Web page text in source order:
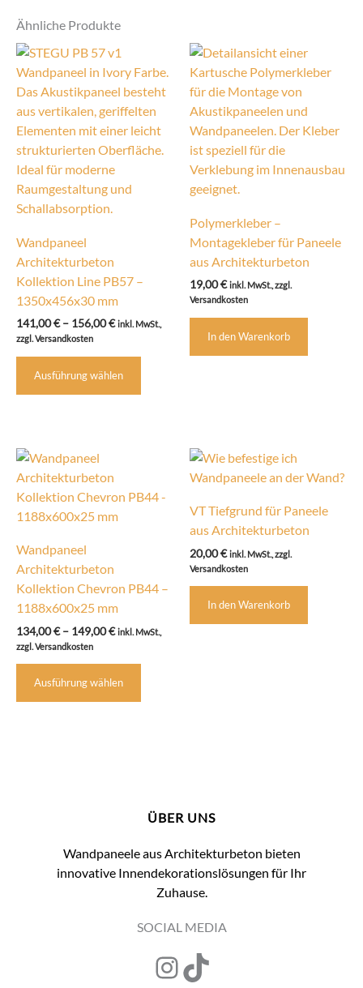
Ähnliche Produkte
Wandpaneel
Architekturbeton
Kollektion Line PB57 –
1350x456x30 mm
141,00€ – 156,00€Preisspanne:
inkl. MwSt.,
zzgl. Versandkosten
Ausführung wählen
Dieses
weist
Optionen
Produktseite
gewählt
Polymerkleber –
Montagekleber für Paneele
aus Architekturbeton
19,00€ inkl. MwSt., zzgl.
Versandkosten
In den Warenkorb
Wandpaneel
Architekturbeton
Kollektion Chevron PB44 –
1188x600x25 mm
134,00€ – 149,00€Preisspanne:
inkl. MwSt.,
zzgl. Versandkosten
Ausführung wählen
Dieses
weist
können
der
Produktseite
gewählt
werden
VT Tiefgrund für Paneele
aus Architekturbeton
20,00€ inkl. MwSt., zzgl.
Versandkosten
In den Warenkorb
ÜBER UNS
Wandpaneele aus Architekturbeton bieten
innovative Innendekorationslösungen für Ihr
Zuhause.
SOCIAL MEDIA
Instagram
TikTok